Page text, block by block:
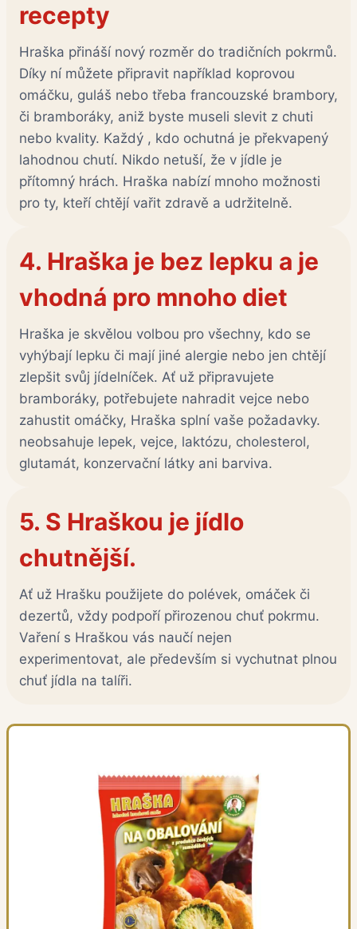
recepty
Hraška přináší nový rozměr do tradičních pokrmů.
Díky ní můžete připravit například koprovou
omáčku, guláš nebo třeba francouzské brambory,
či bramboráky, aniž byste museli slevit z chuti
nebo kvality. Každý , kdo ochutná je překvapený
lahodnou chutí. Nikdo netuší, že v jídle je
přítomný hrách. Hraška nabízí mnoho možnosti
pro ty, kteří chtějí vařit zdravě a udržitelně.
4. Hraška je bez lepku a je
vhodná pro mnoho diet
Hraška je skvělou volbou pro všechny, kdo se
vyhýbají lepku či mají jiné alergie nebo jen chtějí
zlepšit svůj jídelníček. Ať už připravujete
bramboráky, potřebujete nahradit vejce nebo
zahustit omáčky, Hraška splní vaše požadavky.
neobsahuje lepek, vejce, laktózu, cholesterol,
glutamát, konzervační látky ani barviva.
5. S Hraškou je jídlo
chutnější.
Ať už Hrašku použijete do polévek, omáček či
dezertů, vždy podpoří přirozenou chuť pokrmu.
Vaření s Hraškou vás naučí nejen
experimentovat, ale především si vychutnat plnou
chuť jídla na talíři.